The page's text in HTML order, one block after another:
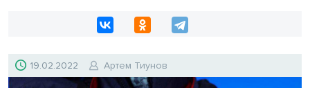
19.02.2022 Артем Тиунов